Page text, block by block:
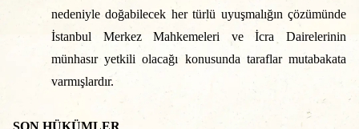
nedeniyle doğabilecek her türlü uyuşmalığın çözümünde
İstanbul Merkez Mahkemeleri ve İcra Dairelerinin
münhasır yetkili olacağı konusunda taraflar mutabakata
varmışlardır.